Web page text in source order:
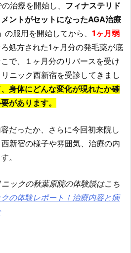
の治療を開始し、 フィナステリド
ントがセットになったAGA治療
の服用を開始してから、 1ヶ月弱
処方された1ヶ月分の発毛薬が底
で、１ヶ月分のリバースを受け
ニック西新宿を受診してきまし
身体にどんな変化が現れたか確
があります。
だったか、さらに今回初来院し
新宿の様子や雰囲気、治療の内
。
ックの秋葉原院の体験談はこち
の体験レポート！治療内容と病